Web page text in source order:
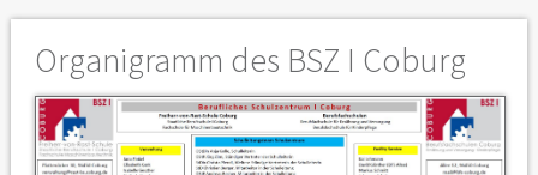
Organigramm des BSZ I Coburg